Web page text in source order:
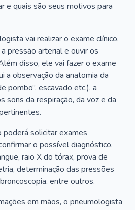
e quais são seus motivos para
vai realizar o exame clínico,
pressão arterial e ouvir os
disso, ele vai fazer o exame
a observação da anatomia da
pombo”, escavado etc.), a
sons da respiração, da voz e da
solicitar exames
o possível diagnóstico,
raio X do tórax, prova de
determinação das pressões
entre outros.
em mãos, o pneumologista